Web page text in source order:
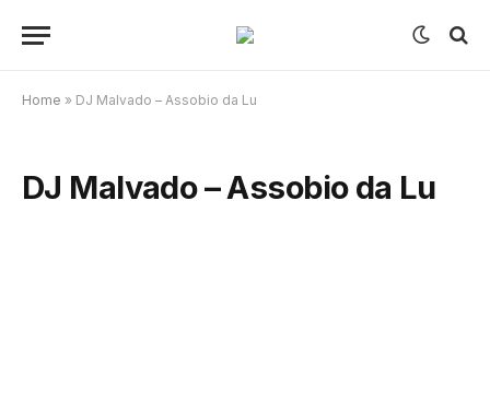
Home » DJ Malvado – Assobio da Lu
DJ Malvado – Assobio da Lu